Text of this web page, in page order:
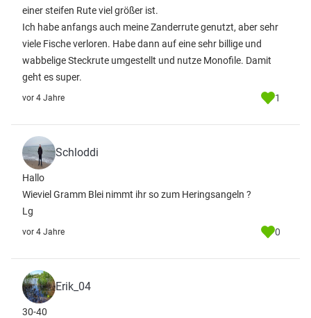
einer steifen Rute viel größer ist.
Ich habe anfangs auch meine Zanderrute genutzt, aber sehr
viele Fische verloren. Habe dann auf eine sehr billige und
wabbelige Steckrute umgestellt und nutze Monofile. Damit
geht es super.
vor 4 Jahre 1
Schloddi
Hallo
Wieviel Gramm Blei nimmt ihr so zum Heringsangeln ?
Lg
vor 4 Jahre 0
Erik_04
30-40